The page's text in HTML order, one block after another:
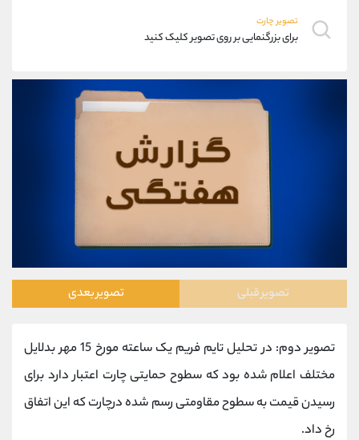
تصویر چارت
برای بزرگنمایی بر روی تصویر کلیک کنید
تصویر قبلی تصویر بعدی
تصویر دوم: در تحلیل تایم فریم یک ساعته مورخ 15 مهر بدلایل
مختلف اعلام شده بود که سطوح حمایتی چارت اعتبار دارد برای
رسیدن قیمت به سطوح مقاومتی رسم شده درچارت که این اتفاق
رخ داد.
واتساپ
تلگرام @Armteam_admin_104
پشتیبان فروش
09304891085
شروع گفتگو
@Armteam_admin_103
اطلاعات تماس (دفتر فروش)
021-22021030
تلفن 021-22021040
90001030
کانال تلگرام @alirezamehrabi_com
@alirezamehrabi_official